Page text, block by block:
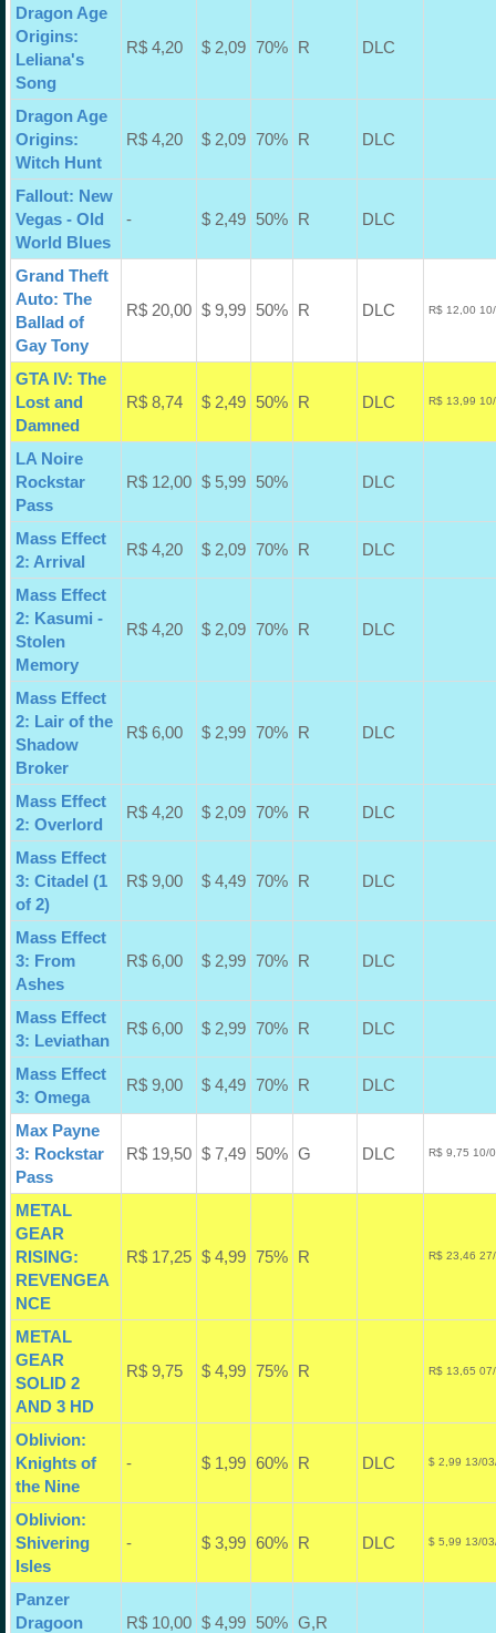
Dragon Age
Origins:
Leliana's
Song
R$ 4,20 $ 2,09 70% R DLC
Dragon Age
Origins:
Witch Hunt
R$ 4,20 $ 2,09 70% R DLC
Fallout: New
Vegas - Old
World Blues
- $ 2,49 50% R DLC
Grand Theft
Auto: The
Ballad of
Gay Tony
R$ 20,00 $ 9,99 50% R DLC R$ 12,00
GTA IV: The
Lost and
Damned
R$ 8,74 $ 2,49 50% R DLC R$ 13,99
LA Noire
Rockstar
Pass
R$ 12,00 $ 5,99 50% DLC
Mass Effect
2: Arrival
R$ 4,20 $ 2,09 70% R DLC
Mass Effect
2: Kasumi -
Stolen
Memory
R$ 4,20 $ 2,09 70% R DLC
Mass Effect
2: Lair of the
Shadow
Broker
R$ 6,00 $ 2,99 70% R DLC
Mass Effect
2: Overlord
R$ 4,20 $ 2,09 70% R DLC
Mass Effect
3: Citadel (1
of 2)
R$ 9,00 $ 4,49 70% R DLC
Mass Effect
3: From
Ashes
R$ 6,00 $ 2,99 70% R DLC
Mass Effect
3: Leviathan
R$ 6,00 $ 2,99 70% R DLC
Mass Effect
3: Omega
R$ 9,00 $ 4,49 70% R DLC
Max Payne
3: Rockstar
Pass
R$ 19,50 $ 7,49 50% G DLC R$ 9,75 10/
METAL
GEAR
RISING:
REVENGEA
NCE
R$ 17,25 $ 4,99 75% R R$ 23,46
METAL
GEAR
SOLID 2
AND 3 HD
R$ 9,75 $ 4,99 75% R R$ 13,65
Oblivion:
Knights of
the Nine
- $ 1,99 60% R DLC $ 2,99 13/
Oblivion:
Shivering
Isles
- $ 3,99 60% R DLC $ 5,99 13/
Panzer
Dragoon
R$ 10,00 $ 4,99 50% G,R